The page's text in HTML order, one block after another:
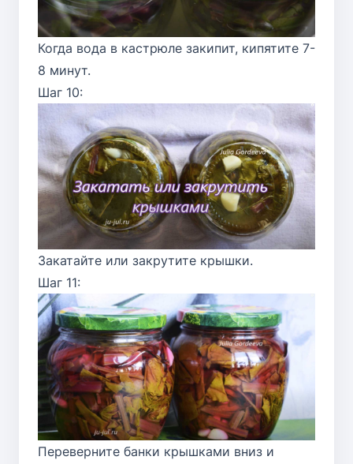
Когда вода в кастрюле закипит, кипятите 7-
8 минут.
Шаг 10:
Закатайте или закрутите крышки.
Шаг 11:
Переверните банки крышками вниз и